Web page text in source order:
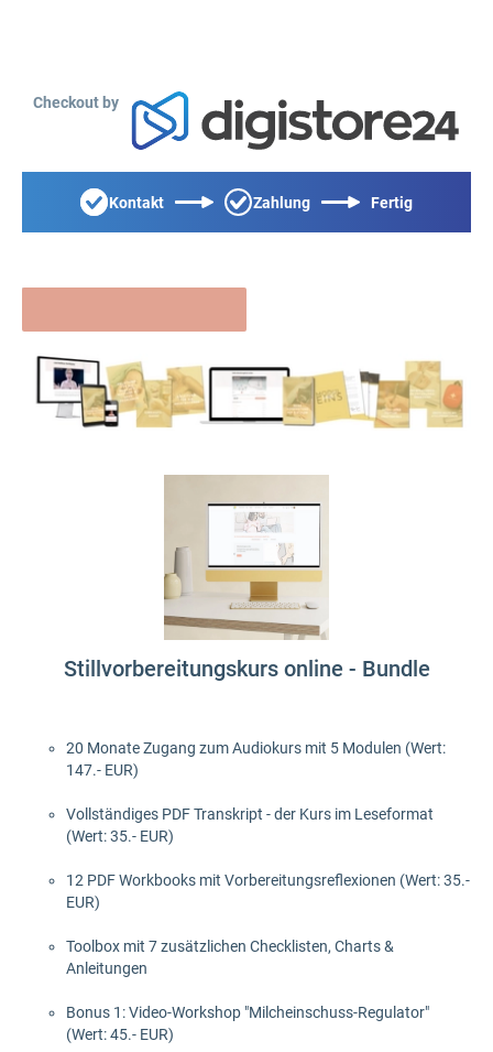
Checkout by
Kontakt Zahlung Fertig
Fast fertig...
Stillvorbereitungskurs online - Bundle
20 Monate Zugang zum Audiokurs mit 5 Modulen (Wert:
147.- EUR)
Vollständiges PDF Transkript - der Kurs im Leseformat
(Wert: 35.- EUR)
12 PDF Workbooks mit Vorbereitungsreflexionen (Wert: 35.-
EUR)
Toolbox mit 7 zusätzlichen Checklisten, Charts &
Anleitungen
Bonus 1: Video-Workshop "Milcheinschuss-Regulator"
(Wert: 45.- EUR)